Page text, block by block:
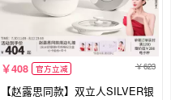
408 官方立减 623
【赵露思同款】双立人SILVER银